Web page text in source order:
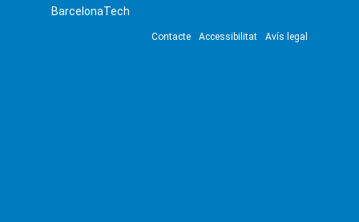
BarcelonaTech
Contacte Accessibilitat Avís legal